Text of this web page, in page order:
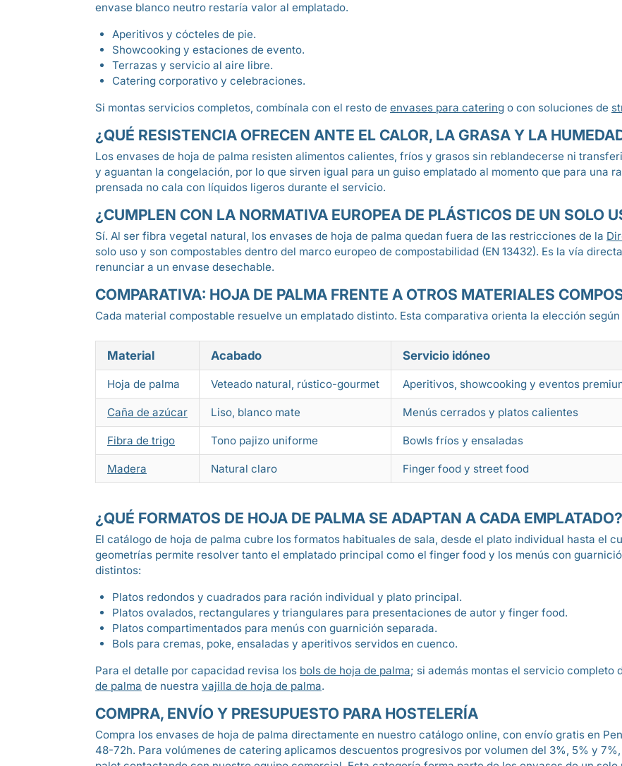
envase blanco neutro restaría valor al emplatado.
Aperitivos y cócteles de pie.
Showcooking y estaciones de evento.
Terrazas y servicio al aire libre.
Catering corporativo y celebraciones.
Si montas servicios completos, combínala con el resto de envases para catering o con soluciones de
¿QUÉ RESISTENCIA OFRECEN ANTE EL CALOR, LA GRASA Y LA
Los envases de hoja de palma resisten alimentos calientes, fríos y grasos sin reblandecerse ni
y aguantan la congelación, por lo que sirven igual para un guiso emplatado al momento que para una
prensada no cala con líquidos ligeros durante el servicio.
¿CUMPLEN CON LA NORMATIVA EUROPEA DE PLÁSTICOS DE UN SOLO
Sí. Al ser fibra vegetal natural, los envases de hoja de palma quedan fuera de las restricciones de la
solo uso y son compostables dentro del marco europeo de compostabilidad (EN 13432). Es la vía
renunciar a un envase desechable.
COMPARATIVA: HOJA DE PALMA FRENTE A OTROS MATERIALES
Cada material compostable resuelve un emplatado distinto. Esta comparativa orienta la elección
Material Acabado Servicio idóneo
Hoja de palma Veteado natural, rústico-gourmet Aperitivos, showcooking y eventos
Caña de azúcar Liso, blanco mate Menús cerrados y platos calientes
Fibra de trigo Tono pajizo uniforme Bowls fríos y ensaladas
Madera Natural claro Finger food y street food
¿QUÉ FORMATOS DE HOJA DE PALMA SE ADAPTAN A CADA EMPLATADO?
El catálogo de hoja de palma cubre los formatos habituales de sala, desde el plato individual hasta el
geometrías permite resolver tanto el emplatado principal como el finger food y los menús con
distintos:
Platos redondos y cuadrados para ración individual y plato principal.
Platos ovalados, rectangulares y triangulares para presentaciones de autor y finger food.
Platos compartimentados para menús con guarnición separada.
Bols para cremas, poke, ensaladas y aperitivos servidos en cuenco.
Para el detalle por capacidad revisa los bols de hoja de palma; si además montas el servicio completo
de palma de nuestra vajilla de hoja de palma.
COMPRA, ENVÍO Y PRESUPUESTO PARA HOSTELERÍA
Compra los envases de hoja de palma directamente en nuestro catálogo online, con envío gratis en
48-72h. Para volúmenes de catering aplicamos descuentos progresivos por volumen del 3%, 5% y